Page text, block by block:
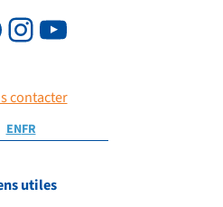
contacter
ENFR
utiles